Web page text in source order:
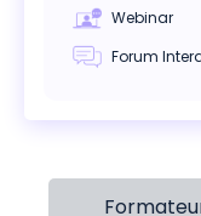
Webinar
Forum